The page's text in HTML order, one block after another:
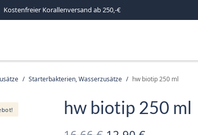
Kostenfreier Korallenversand ab 250,-€
/ Starterbakterien, Wasserzusätze / hw biotip 250 ml
hw biotip 250 ml